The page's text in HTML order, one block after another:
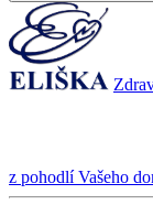
z pohodlí Vašeho